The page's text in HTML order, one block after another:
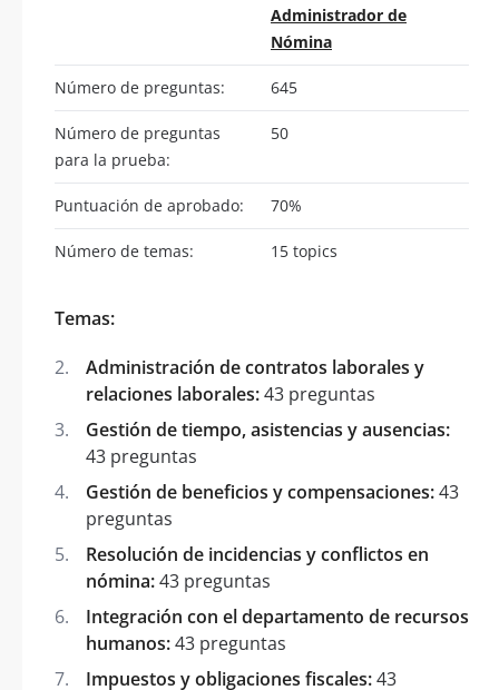
Administrador de
Nómina
Número de preguntas: 645
Número de preguntas
para la prueba:
50
Puntuación de aprobado: 70%
Número de temas: 15 topics
Temas:
Administración de contratos laborales y
relaciones laborales:43 preguntas
Gestión de tiempo, asistencias y ausencias:
43 preguntas
Gestión de beneficios y compensaciones:43
preguntas
Resolución de incidencias y conflictos en
nómina:43 preguntas
Integración con el departamento de recursos
humanos:43 preguntas
Impuestos y obligaciones fiscales:43